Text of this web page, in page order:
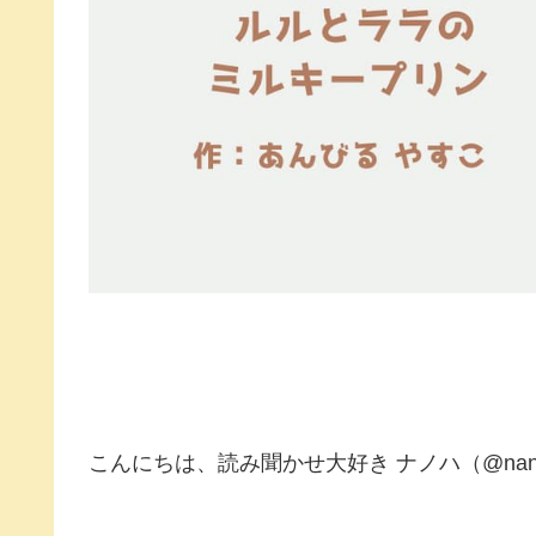
こんにちは、読み聞かせ大好き ナノハ（